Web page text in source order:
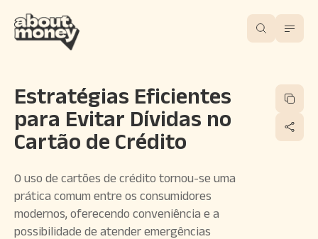
Estratégias Eficientes
para Evitar Dívidas no
Cartão de Crédito
O uso de cartões de crédito tornou-se uma
prática comum entre os consumidores
modernos, oferecendo conveniência e a
possibilidade de atender emergências